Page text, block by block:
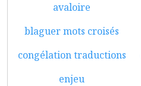
avaloire
blaguer mots croisés
congélation traductions
enjeu